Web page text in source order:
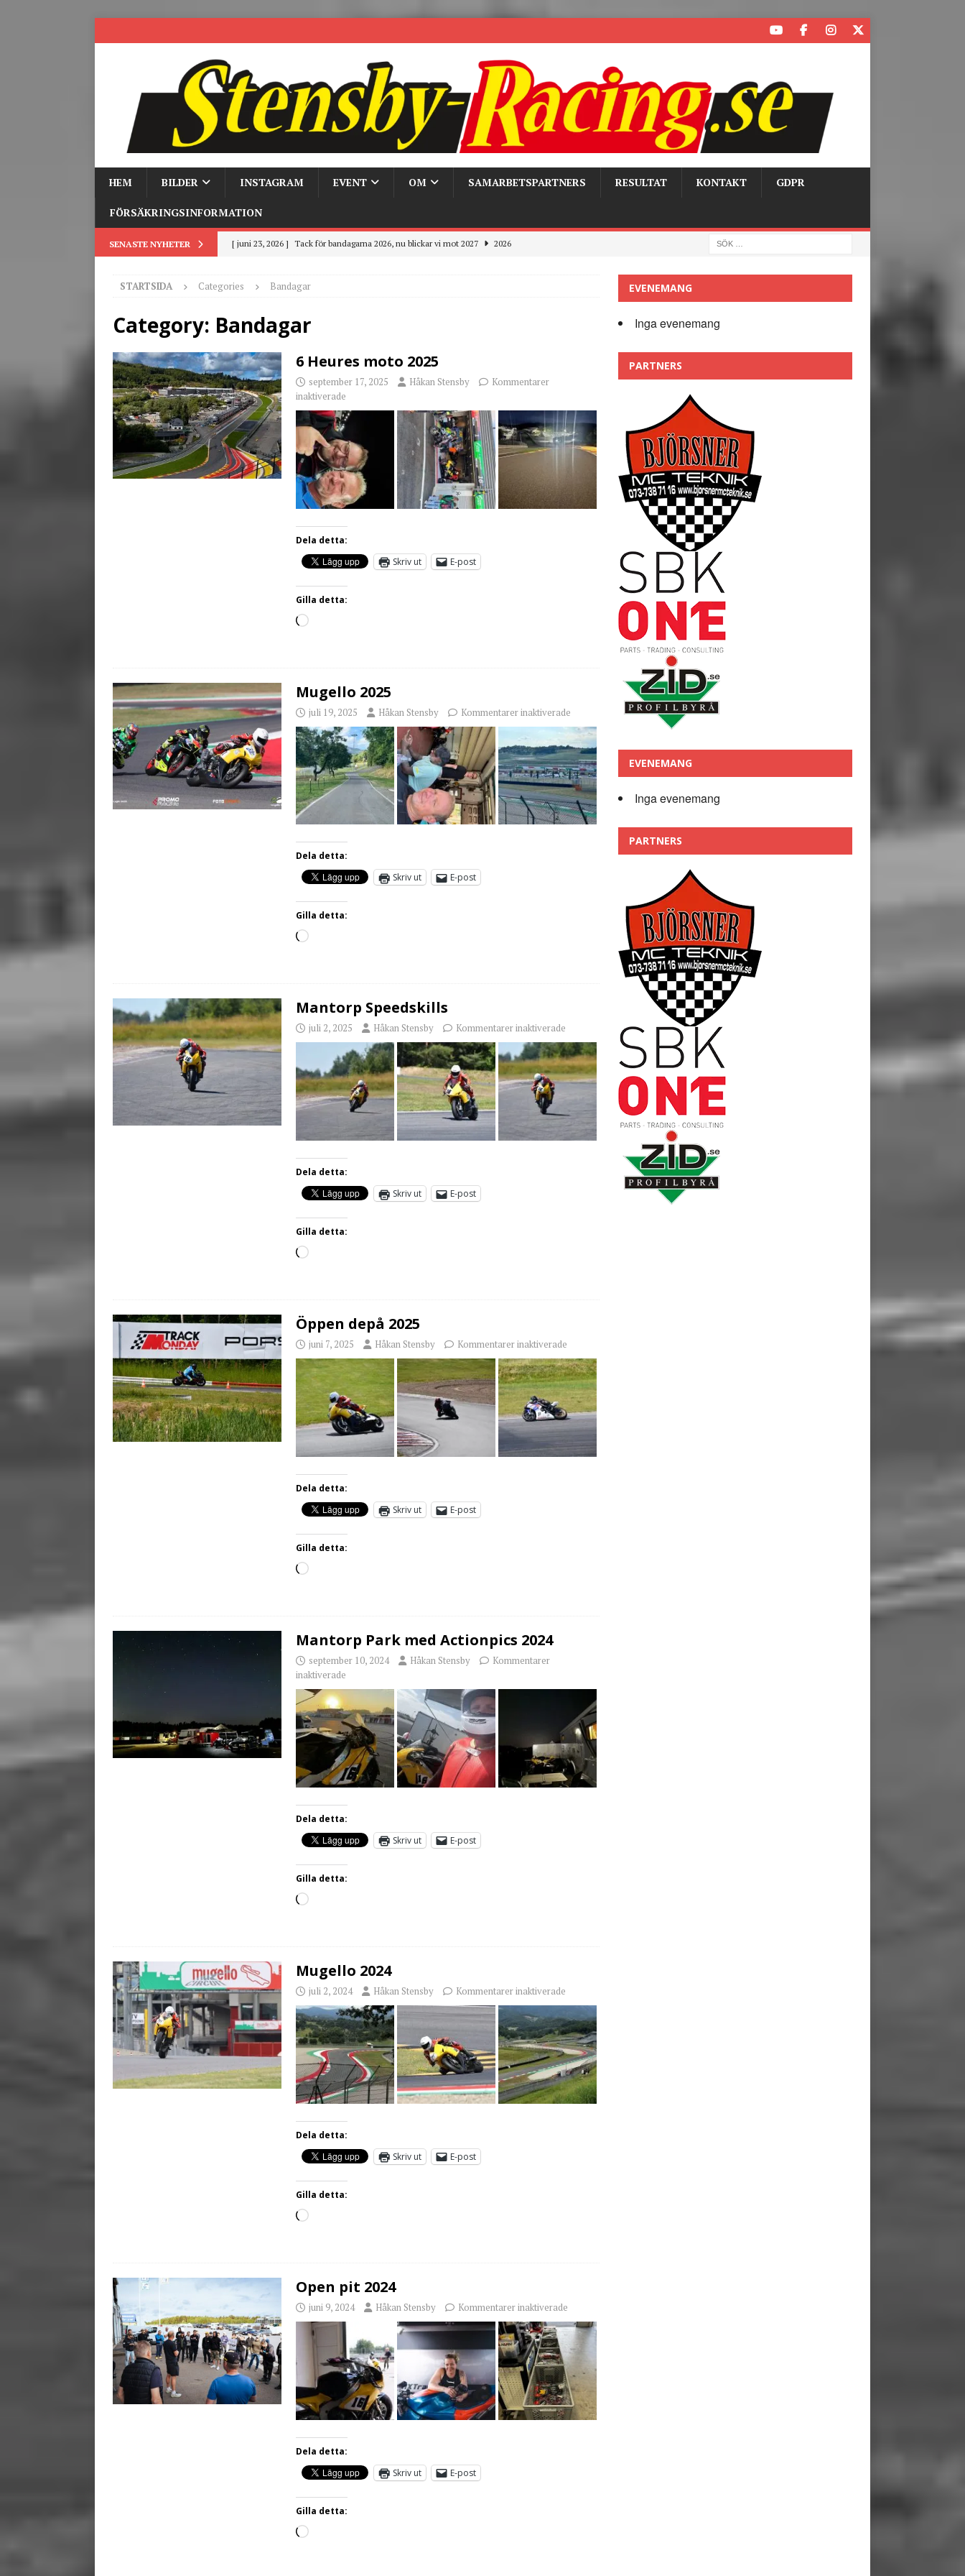
HEM BILDER INSTAGRAM EVENT OM SAMARBETSPARTNERS RESULTAT KONTAKT GDPR
FÖRSÄKRINGSINFORMATION
SENASTE NYHETER [ juni 23, 2026 ] Tack för bandagarna 2026, nu blickar vi mot 2027 2026
[ mars 19, 2026 ] Trygghet på våra bandagar
[ mars 9, 2026 ]
[ juni 26, 2026 ]
STARTSIDA Categories Bandagar
Category: Bandagar
6 Heures moto 2025
september 17, 2025 Håkan Stensby
Kommentarer
inaktiverade
Dela detta:
Skriv ut
E-post
Gilla detta:
Mugello 2025
juli 19, 2025 Håkan Stensby Kommentarer inaktiverade
Dela detta:
Skriv ut
E-post
Gilla detta:
Mantorp Speedskills
juli 2, 2025 Håkan Stensby Kommentarer inaktiverade
Dela detta:
Skriv ut
E-post
Gilla detta:
Öppen depå 2025
juni 7, 2025 Håkan Stensby Kommentarer inaktiverade
Dela detta:
Skriv ut
E-post
Gilla detta:
Mantorp Park med Actionpics 2024
september 10, 2024 Håkan Stensby
Kommentarer
inaktiverade
Dela detta:
Skriv ut
E-post
Gilla detta:
Mugello 2024
juli 2, 2024 Håkan Stensby Kommentarer inaktiverade
Dela detta:
Skriv ut
E-post
Gilla detta:
Open pit 2024
juni 9, 2024 Håkan Stensby Kommentarer inaktiverade
Dela detta:
Skriv ut
E-post
Gilla detta:
EVENEMANG
Inga evenemang
PARTNERS
EVENEMANG
Inga evenemang
PARTNERS